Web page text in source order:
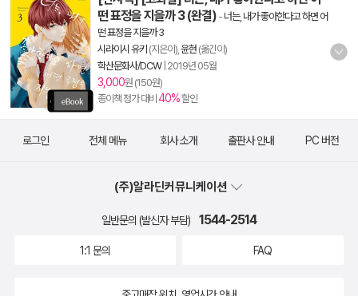
떤 표정을 지을까 3 (완결) - 너는, 내가 좋아한다고 하면 어
떤 표정을 지을까 3
시라이시 유키 (지은이), 윤현 (옮긴이)
학산문화사/DCW| 2019년 05월
3,000원 (150원)
종이책 정가 대비 40%할인
로그인 전체 메뉴 회사 소개 출판사 안내 PC 버전
(주)알라딘커뮤니케이션
일반문의 (발신자 부담) 1544-2514
1:1 문의 FAQ